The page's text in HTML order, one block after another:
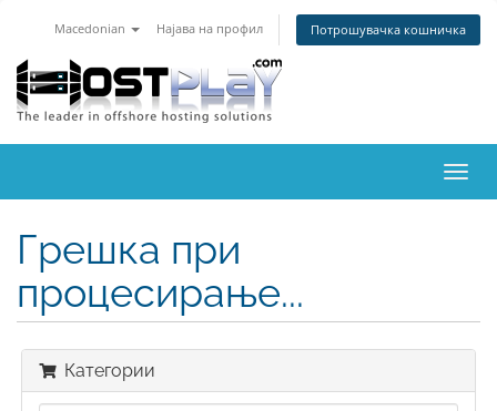
Macedonian Најава на профил Потрошувачка кошничка
ја
Грешка при
процесирање...
Категории